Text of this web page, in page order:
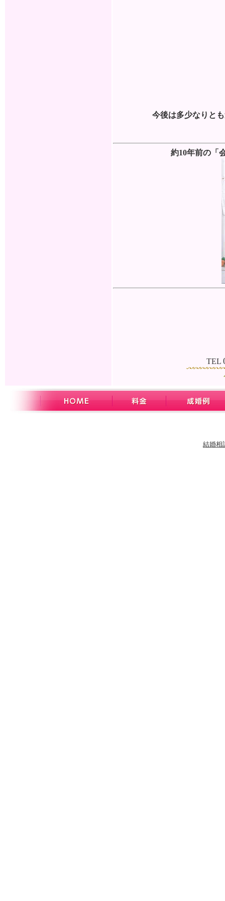
今後は多少なりと
約10年前の「
TEL
結婚